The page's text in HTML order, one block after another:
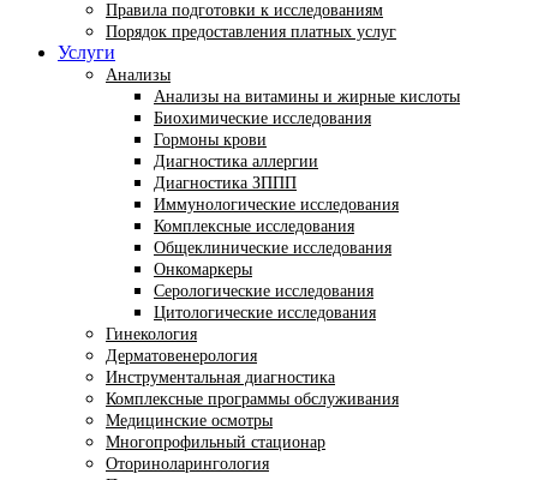
Правила подготовки к исследованиям
Порядок предоставления платных услуг
Услуги
Анализы
Анализы на витамины и жирные кислоты
Биохимические исследования
Гормоны крови
Диагностика аллергии
Диагностика ЗППП
Иммунологические исследования
Комплексные исследования
Общеклинические исследования
Онкомаркеры
Серологические исследования
Цитологические исследования
Гинекология
Дерматовенерология
Инструментальная диагностика
Комплексные программы обслуживания
Медицинские осмотры
Многопрофильный стационар
Оториноларингология